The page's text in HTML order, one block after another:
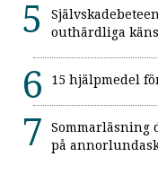
outhärdliga
15 hjälpmedel
Sommarläsning
på